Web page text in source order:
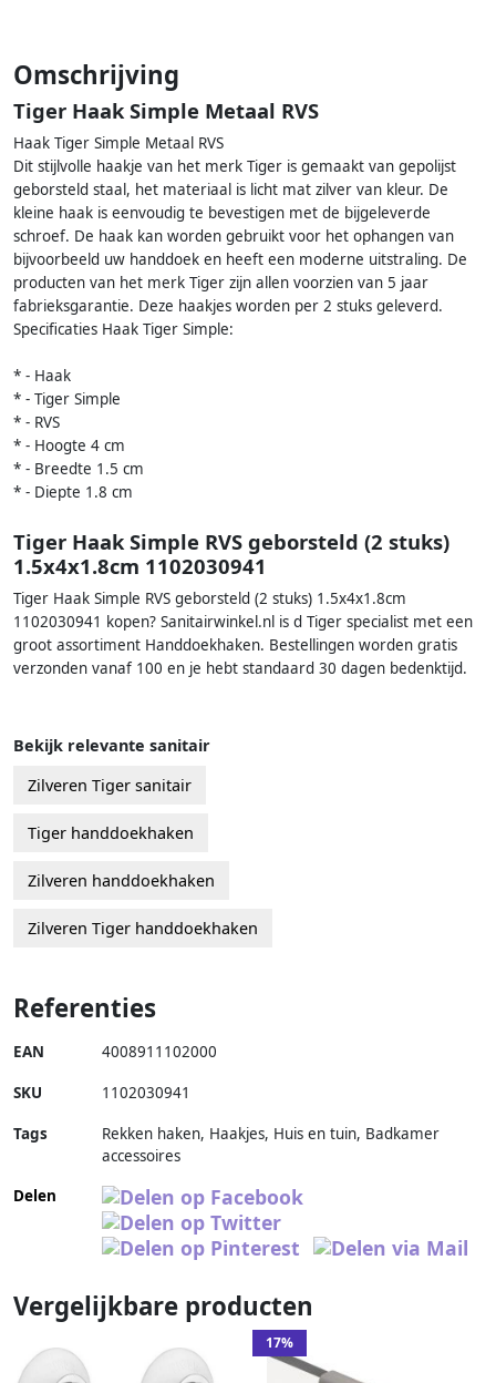
Omschrijving
Tiger Haak Simple Metaal RVS
Haak Tiger Simple Metaal RVS
Dit stijlvolle haakje van het merk Tiger is gemaakt van gepolijst
geborsteld staal, het materiaal is licht mat zilver van kleur. De
kleine haak is eenvoudig te bevestigen met de bijgeleverde
schroef. De haak kan worden gebruikt voor het ophangen van
bijvoorbeeld uw handdoek en heeft een moderne uitstraling. De
producten van het merk Tiger zijn allen voorzien van 5 jaar
fabrieksgarantie. Deze haakjes worden per 2 stuks geleverd.
Specificaties Haak Tiger Simple:
* - Haak
* - Tiger Simple
* - RVS
* - Hoogte 4 cm
* - Breedte 1.5 cm
* - Diepte 1.8 cm
Tiger Haak Simple RVS geborsteld (2 stuks)
1.5x4x1.8cm 1102030941
Tiger Haak Simple RVS geborsteld (2 stuks) 1.5x4x1.8cm
1102030941 kopen? Sanitairwinkel.nl is d Tiger specialist met een
groot assortiment Handdoekhaken. Bestellingen worden gratis
verzonden vanaf 100 en je hebt standaard 30 dagen bedenktijd.
Bekijk relevante sanitair
Zilveren Tiger sanitair
Tiger handdoekhaken
Zilveren handdoekhaken
Zilveren Tiger handdoekhaken
Referenties
EAN 4008911102000
SKU 1102030941
Tags
Rekken haken, Haakjes, Huis en tuin, Badkamer
accessoires
Delen
Vergelijkbare producten
17%